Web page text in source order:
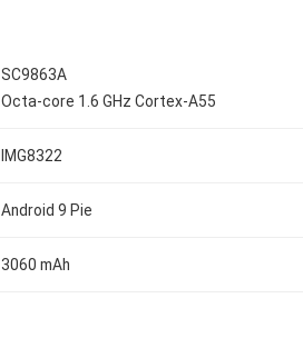
SC9863A
Octa-core 1.6 GHz Cortex-A55
IMG8322
Android 9 Pie
3060 mAh